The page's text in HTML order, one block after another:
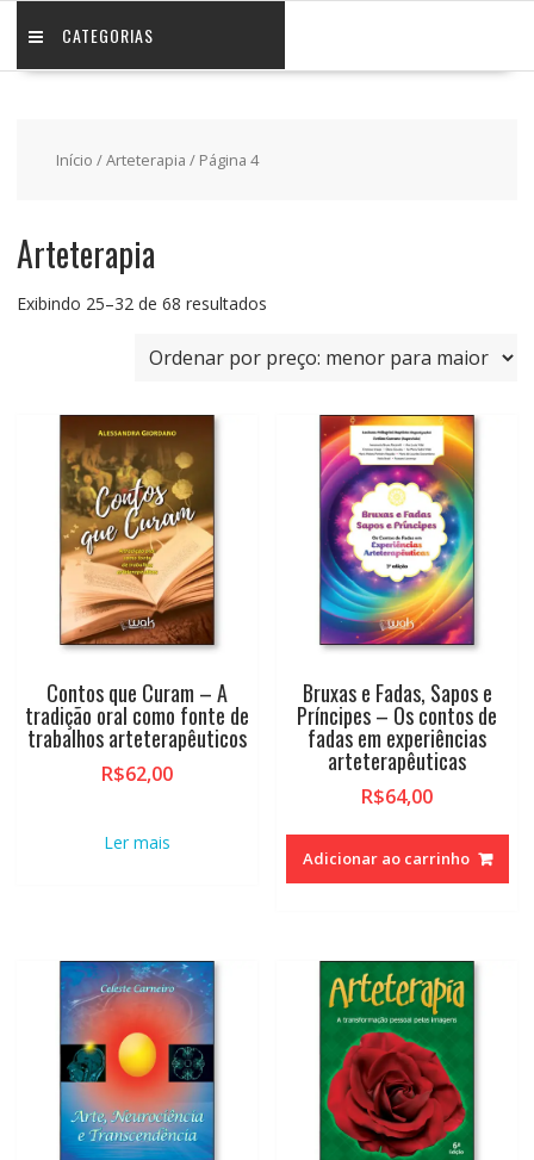
CATEGORIAS
Início /Arteterapia / Página 4
Arteterapia
Exibindo 25–32 de 68 resultadosClassificado
preço:
Contos que Curam – A
tradição oral como fonte de
trabalhos arteterapêuticos
R$62,00
Ler mais
Bruxas e Fadas, Sapos e
Príncipes – Os contos de
fadas em experiências
arteterapêuticas
R$64,00
Adicionar ao carrinho